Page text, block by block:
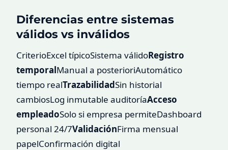
Diferencias entre sistemas
válidos vs inválidos
CriterioExcel típicoSistema válidoRegistro
temporalManual a posterioriAutomático
tiempo realTrazabilidadSin historial
cambiosLog inmutable auditoríaAcceso
empleadoSolo si empresa permiteDashboard
personal 24/7ValidaciónFirma mensual
papelConfirmación digital